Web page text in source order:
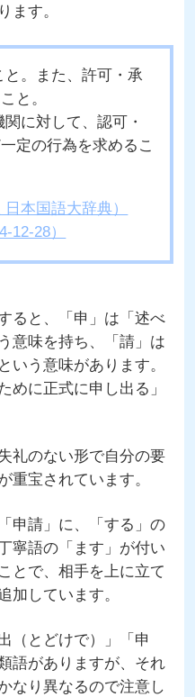
ます。
。また、許可・承
と。
に対して、認可・
定の行為を求めるこ
本国語大辞典）
12-28）
ると、「申」は「述べ
意味を持ち、「請」は
いう意味があります。
めに正式に申し出る」
礼のない形で自分の要
重宝されています。
申請」に、「する」の
寧語の「ます」が付い
とで、相手を上に立て
加しています。
（とどけで）」「申
語がありますが、それ
なり異なるので注意し